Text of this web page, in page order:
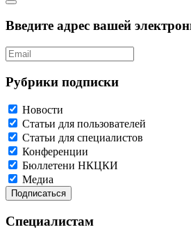
Введите адрес вашей
Рубрики подписки
Новости
Статьи для пользователей
Статьи для специалистов
Конференции
Бюллетени НКЦКИ
Медиа
Специалистам